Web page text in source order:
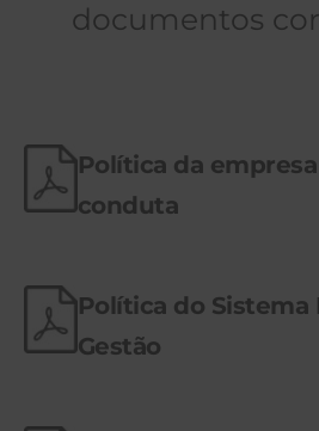
documentos
Política da
conduta
Política do Sistema
Gestão